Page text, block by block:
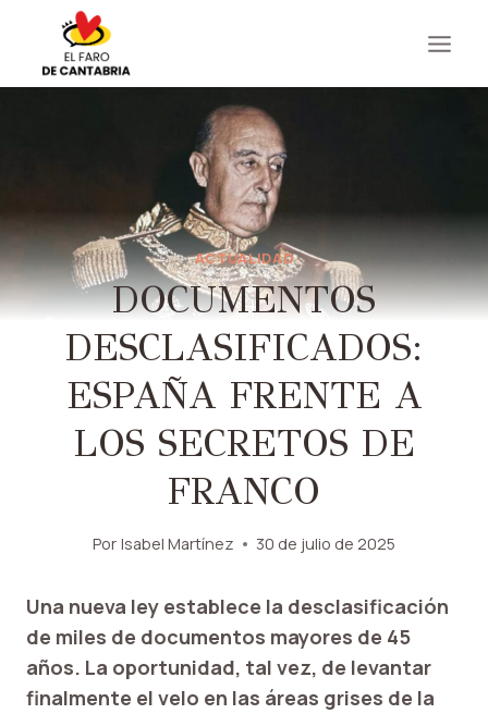
contenido
ACTUALIDAD
DOCUMENTOS
DESCLASIFICADOS:
ESPAÑA FRENTE A
LOS SECRETOS DE
FRANCO
Por Isabel Martínez 30 de julio de 2025
Una nueva ley establece la desclasificación
de miles de documentos mayores de 45
años. La oportunidad, tal vez, de levantar
finalmente el velo en las áreas grises de la